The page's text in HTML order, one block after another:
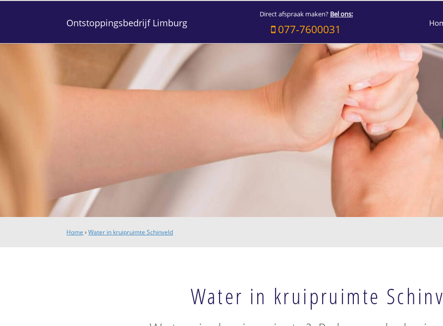
Ontstoppingsbedrijf Limburg
Direct afspraak maken? Bel ons:
077-7600031
Home ›Water in kruipruimte Schinveld
Water in kruipruimte